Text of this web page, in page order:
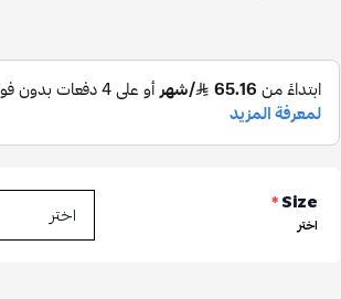
Size
*
اختر